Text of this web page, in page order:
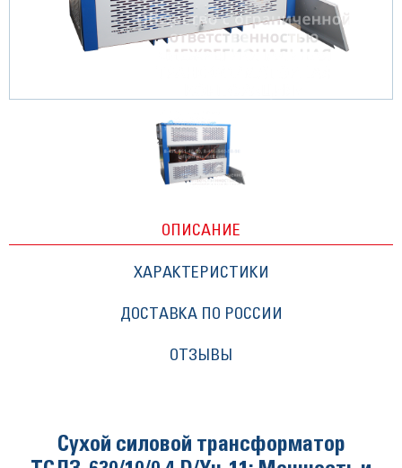
ОПИСАНИЕ
ХАРАКТЕРИСТИКИ
ДОСТАВКА ПО РОССИИ
ОТЗЫВЫ
Сухой силовой трансформатор